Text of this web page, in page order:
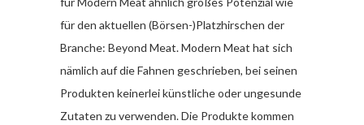
für den aktuellen (Börsen-)Platzhirschen der
Branche: Beyond Meat. Modern Meat hat sich
nämlich auf die Fahnen geschrieben, bei seinen
Produkten keinerlei künstliche oder ungesunde
Zutaten zu verwenden. Die Produkte kommen